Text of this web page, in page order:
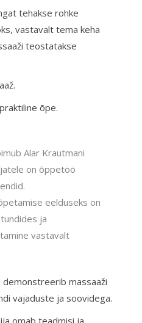
tehakse rohke
vastavalt tema keha
teostatakse
õpe.
Alar Krautmani
on õppetöö
eelduseks on
ja
vastavalt
massaaži
vajaduste ja soovidega.
omab teadmisi ja